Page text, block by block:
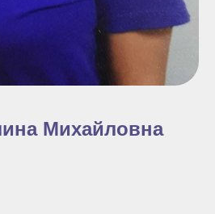
Михайловна